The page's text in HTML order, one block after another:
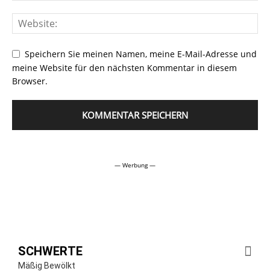
Speichern Sie meinen Namen, meine E-Mail-Adresse und
meine Website für den nächsten Kommentar in diesem
Browser.
— Werbung —
SCHWERTE
Mäßig Bewölkt